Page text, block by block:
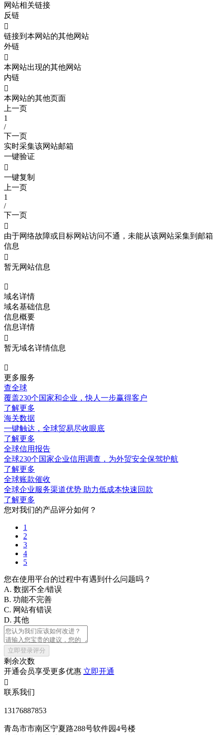
网站相关链接
反链

链接到本网站的其他网站
外链

本网站出现的其他网站
内链

本网站的其他页面
上一页
1
/
下一页
实时采集该网站邮箱
一键验证

一键复制
上一页
1
/
下一页

由于网络故障或目标网站访问不通，未能从该网站采集到邮箱
信息

暂无网站信息

域名详情
域名基础信息
信息概要
信息详情

暂无域名详情信息

更多服务
查全球
覆盖230个国家和企业，快人一步赢得客户
了解更多
海关数据
一键触达，全球贸易尽收眼底
了解更多
全球信用报告
全球230个国家企业信用调查，为外贸安全保驾护航
了解更多
全球账款催收
全球企业服务渠道优势 助力低成本快速回款
了解更多
您对我们的产品评分如何？
1
2
3
4
5
您在使用平台的过程中有遇到什么问题吗？
A. 数据不全/错误
B. 功能不完善
C. 网站有错误
D. 其他
立即登录评分
剩余次数
开通会员享受更多优惠 立即开通

联系我们
13176887853
青岛市市南区宁夏路288号软件园4号楼